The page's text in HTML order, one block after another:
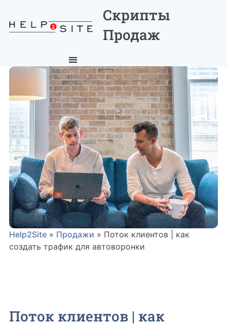
Скрипты
Продаж
Help2Site » Продажи » Поток клиентов | как
создать трафик для автоворонки
Поток клиентов | как